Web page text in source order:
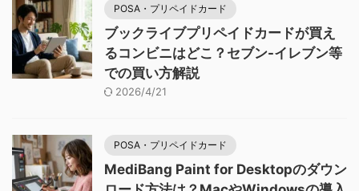
POSA・プリペイドカード
ブックライブプリペイドカードが買え
るコンビニはどこ？セブン-イレブン等
での買い方解説
2026/4/21
POSA・プリペイドカード
MediBang Paint for Desktopのダウン